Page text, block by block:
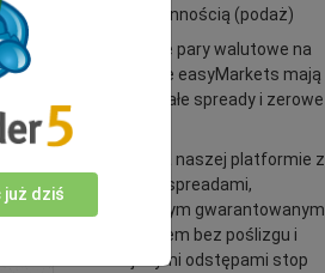
z dużą płynnością (podaż)
Wszystkie pary walutowe na
platformie easyMarkets mają
wąskie stałe spready i zerowe
Handluj na naszej platformie z
niższymi spreadami,
opcjonalnym gwarantowanym
stop lossem bez poślizgu i
mniejszymi odstępami stop
już dziś